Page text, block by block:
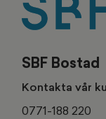
SBF Bostad
Kontakta vår
0771-188 220